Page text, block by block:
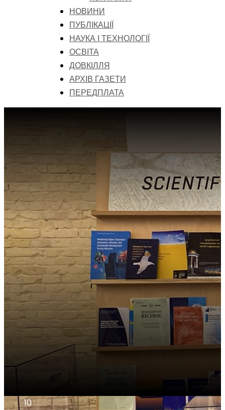
НОВИНИ
ПУБЛІКАЦІЇ
НАУКА І ТЕХНОЛОГІЇ
ОСВІТА
ДОВКІЛЛЯ
АРХІВ ГАЗЕТИ
ПЕРЕДПЛАТА
10